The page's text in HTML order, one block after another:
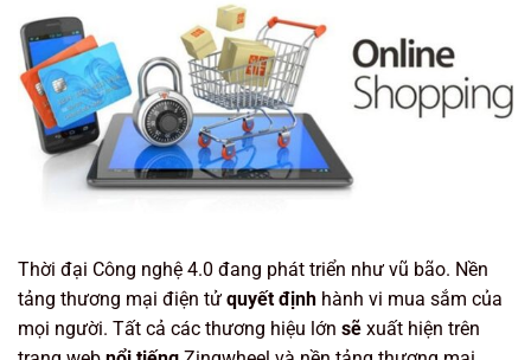
Thời đại Công nghệ 4.0 đang phát triển như vũ bão. Nền
tảng thương mại điện tử quyết định hành vi mua sắm của
mọi người. Tất cả các thương hiệu lớn sẽ xuất hiện trên